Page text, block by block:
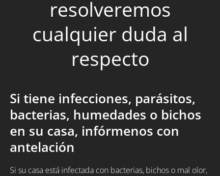
resolveremos
cualquier duda al
respecto
Si tiene infecciones, parásitos,
bacterias, humedades o bichos
en su casa, infórmenos con
antelación
Si su casa está infectada con bacterias, bichos o mal olor,